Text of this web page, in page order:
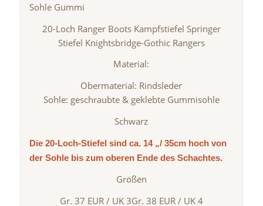
Sohle Gummi
20-Loch Ranger Boots Kampfstiefel Springer
Stiefel Knightsbridge-Gothic Rangers
Material:
Obermaterial: Rindsleder
Sohle: geschraubte & geklebte Gummisohle
Schwarz
Die 20-Loch-Stiefel sind ca. 14 „/ 35cm hoch von
der Sohle bis zum oberen Ende des Schachtes.
Größen
Gr. 37 EUR / UK 3Gr. 38 EUR / UK 4